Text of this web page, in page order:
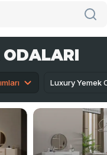
ODALARI
Luxury Yemek